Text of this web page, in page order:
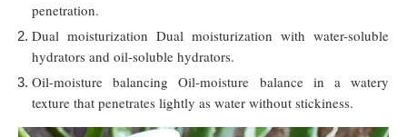
penetration.
Dual moisturization Dual moisturization with water-soluble
hydrators and oil-soluble hydrators.
Oil-moisture balancing Oil-moisture balance in a watery
texture that penetrates lightly as water without stickiness.